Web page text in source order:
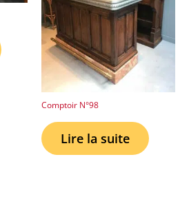
Comptoir N°98
Lire la suite